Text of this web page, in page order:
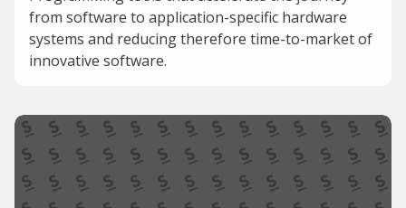
from software to application-specific hardware
systems and reducing therefore time-to-market of
innovative software.